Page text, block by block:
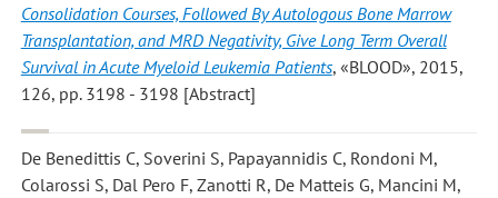
Consolidation Courses, Followed By Autologous Bone Marrow
Transplantation, and MRD Negativity, Give Long Term Overall
Survival in Acute Myeloid Leukemia Patients, «BLOOD», 2015,
126, pp. 3198 - 3198 [Abstract]
De Benedittis C, Soverini S, Papayannidis C, Rondoni M,
Colarossi S, Dal Pero F, Zanotti R, De Matteis G, Mancini M,